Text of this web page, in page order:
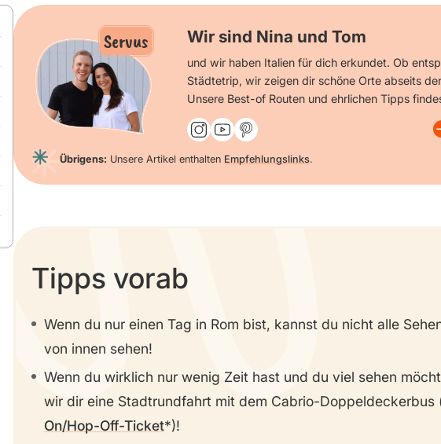
Servus Wir sind Nina und Tom
und wir haben Italien für dich erkundet. Ob
Städtetrip, wir zeigen dir schöne Orte abseits
Unsere Best-of Routen und ehrlichen Tipps
Übrigens: Unsere Artikel enthalten Empfehlungslinks.
Tipps vorab
Wenn du nur einen Tag in Rom bist, kannst du nicht alle
von innen sehen!
Wenn du wirklich nur wenig Zeit hast und du viel sehen
wir dir eine Stadtrundfahrt mit dem Cabrio-Doppeldeckerbus
On/Hop-Off-Ticket )!